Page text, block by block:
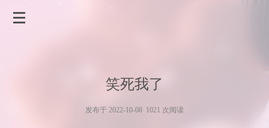
笑死我了
发布于 2022-10-08 1021 次阅读